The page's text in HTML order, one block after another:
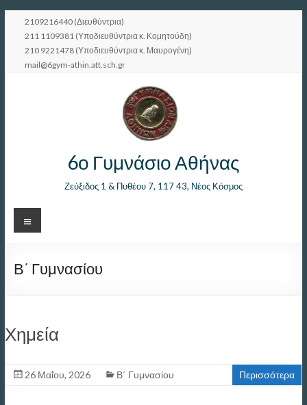
Μετάβαση
περιεχόμενο
2109216440 (Διευθύντρια)
211 1109381 (Υποδιευθύντρια κ. Κομητούδη)
210 9221478 (Υποδιευθύντρια κ. Μαυρογένη)
mail@6gym-athin.att.sch.gr
6ο Γυμνάσιο Αθήνας
Ζεύξιδος 1 & Πυθέου 7, 117 43, Νέος Κόσμος
Μενού
Β΄ Γυμνασίου
Χημεία
26 Μαΐου, 2026 Β΄ Γυμνασίου Περισσότερα